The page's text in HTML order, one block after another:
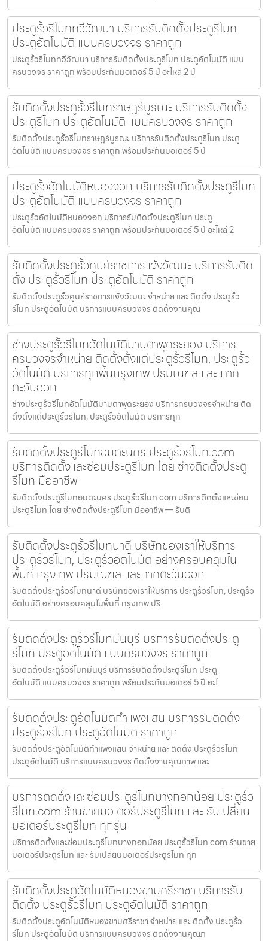
ประตูรั้วรีโมททวีวัฒนา บริการรับติดตั้งประตูรีโมท
ประตูอัตโนมัติ แบบครบวงจร ราคาถูก
ประตูรั้วรีโมททวีวัฒนา บริการรับติดตั้งประตูรีโมท ประตูอัตโนมัติ แบบ
ครบวงจร ราคาถูก พร้อมประกันมอเตอร์ 5 ปี อะไหล่ 2 ปี
รับติดตั้งประตูรั้วรีโมทราษฎร์บูรณะ บริการรับติดตั้ง
ประตูรีโมท ประตูอัตโนมัติ แบบครบวงจร ราคาถูก
รับติดตั้งประตูรั้วรีโมทราษฎร์บูรณะ บริการรับติดตั้งประตูรีโมท ประตู
อัตโนมัติ แบบครบวงจร ราคาถูก พร้อมประกันมอเตอร์ 5 ปี
ประตูรั้วอัตโนมัติหนองจอก บริการรับติดตั้งประตูรีโมท
ประตูอัตโนมัติ แบบครบวงจร ราคาถูก
ประตูรั้วอัตโนมัติหนองจอก บริการรับติดตั้งประตูรีโมท ประตู
อัตโนมัติ แบบครบวงจร ราคาถูก พร้อมประกันมอเตอร์ 5 ปี อะไหล่ 2
รับติดตั้งประตูรั้วศูนย์ราชการแจ้งวัฒนะ บริการรับติด
ตั้ง ประตูรั้วรีโมท ประตูอัตโนมัติ ราคาถูก
รับติดตั้งประตูรั้วศูนย์ราชการแจ้งวัฒนะ จำหน่าย และ ติดตั้ง ประตูรั้ว
รีโมท ประตูอัตโนมัติ บริการแบบครบวงจร ติดตั้งงานคุณ
ช่างประตูรั้วรีโมทอัตโนมัติมาบตาพุดระยอง บริการ
ครบวงจรจำหน่าย ติดตั้งตั้งแต่ประตูรั้วรีโมท, ประตูรั้ว
อัตโนมัติ บริการทุกพื้นกรุงเทพ ปริมณฑล และ ภาค
ตะวันออก
ช่างประตูรั้วรีโมทอัตโนมัติมาบตาพุดระยอง บริการครบวงจรจำหน่าย ติด
ตั้งตั้งแต่ประตูรั้วรีโมท, ประตูรั้วอัตโนมัติ บริการทุก
รับติดตั้งประตูรีโมทอมตะนคร ประตูรั้วรีโมท.com
บริการติดตั้งและซ่อมประตูรีโมท โดย ช่างติดตั้งประตู
รีโมท มืออาชีพ
รับติดตั้งประตูรีโมทอมตะนคร ประตูรั้วรีโมท.com บริการติดตั้งและซ่อม
ประตูรีโมท โดย ช่างติดตั้งประตูรีโมท มืออาชีพ — รับติ
รับติดตั้งประตูรั้วรีโมทนาดี บริษัทของเราให้บริการ
ประตูรั้วรีโมท, ประตูรั้วอัตโนมัติ อย่างครอบคลุมใน
พื้นที่ กรุงเทพ ปริมณฑล และภาคตะวันออก
รับติดตั้งประตูรั้วรีโมทนาดี บริษัทของเราให้บริการ ประตูรั้วรีโมท, ประตูรั้ว
อัตโนมัติ อย่างครอบคลุมในพื้นที่ กรุงเทพ ปริ
รับติดตั้งประตูรั้วรีโมทมีนบุรี บริการรับติดตั้งประตู
รีโมท ประตูอัตโนมัติ แบบครบวงจร ราคาถูก
รับติดตั้งประตูรั้วรีโมทมีนบุรี บริการรับติดตั้งประตูรีโมท ประตู
อัตโนมัติ แบบครบวงจร ราคาถูก พร้อมประกันมอเตอร์ 5 ปี อะไ
รับติดตั้งประตูอัตโนมัติกำแพงแสน บริการรับติดตั้ง
ประตูรั้วรีโมท ประตูอัตโนมัติ ราคาถูก
รับติดตั้งประตูอัตโนมัติกำแพงแสน จำหน่าย และ ติดตั้ง ประตูรั้วรีโมท
ประตูอัตโนมัติ บริการแบบครบวงจร ติดตั้งงานคุณภาพ และ
บริการติดตั้งและซ่อมประตูรีโมทบางกอกน้อย ประตูรั้ว
รีโมท.com ร้านขายมอเตอร์ประตูรีโมท และ รับเปลี่ยน
มอเตอร์ประตูรีโมท ทุกรุ่น
บริการติดตั้งและซ่อมประตูรีโมทบางกอกน้อย ประตูรั้วรีโมท.com ร้านขาย
มอเตอร์ประตูรีโมท และ รับเปลี่ยนมอเตอร์ประตูรีโมท ทุก
รับติดตั้งประตูอัตโนมัติหนองขามศรีราชา บริการรับ
ติดตั้ง ประตูรั้วรีโมท ประตูอัตโนมัติ ราคาถูก
รับติดตั้งประตูอัตโนมัติหนองขามศรีราชา จำหน่าย และ ติดตั้ง ประตูรั้ว
รีโมท ประตูอัตโนมัติ บริการแบบครบวงจร ติดตั้งงานคุณภ